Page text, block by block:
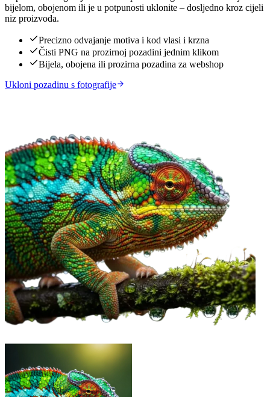
bijelom, obojenom ili je u potpunosti uklonite – dosljedno kroz cijeli
niz proizvoda.
Precizno odvajanje motiva i kod vlasi i krzna
Čisti PNG na prozirnoj pozadini jednim klikom
Bijela, obojena ili prozirna pozadina za webshop
Ukloni pozadinu s fotografije